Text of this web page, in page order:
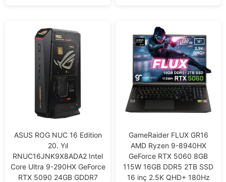
ASUS ROG NUC 16 Edition
20. Yıl
RNUC16JNK9X8ADA2 Intel
Core Ultra 9-290HX GeForce
RTX 5090 24GB GDDR7
GameRaider FLUX GR16
AMD Ryzen 9-8940HX
GeForce RTX 5060 8GB
115W 16GB DDR5 2TB SSD
16 inç 2.5K QHD+ 180Hz